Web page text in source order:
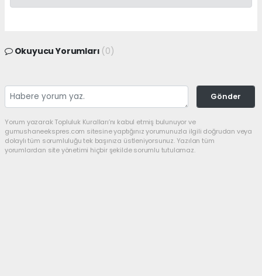
Okuyucu Yorumları (0)
Gönder
Yorum yazarak Topluluk Kuralları’nı kabul etmiş bulunuyor ve
gumushaneekspres.com sitesine yaptığınız yorumunuzla ilgili doğrudan veya
dolaylı tüm sorumluluğu tek başınıza üstleniyorsunuz. Yazılan tüm
yorumlardan site yönetimi hiçbir şekilde sorumlu tutulamaz.